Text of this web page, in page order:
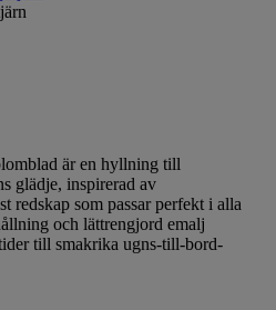
är en hyllning till
glädje, inspirerad av
redskap som passar perfekt i alla
och lättrengjord emalj
till smakrika ugns-till-bord-